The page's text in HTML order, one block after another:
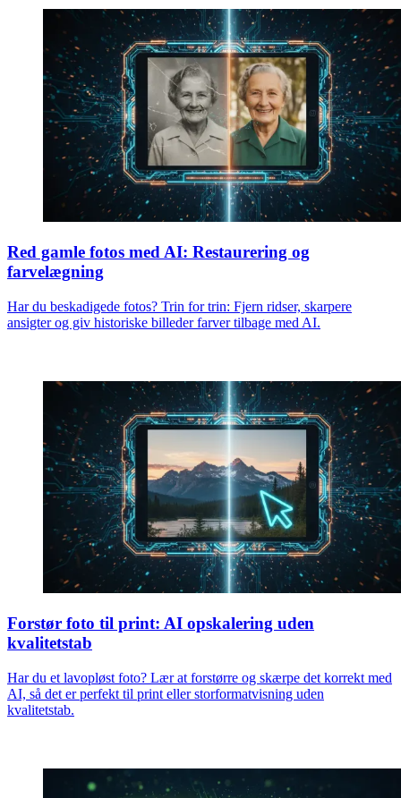
Red gamle fotos med AI: Restaurering og
farvelægning
Har du beskadigede fotos? Trin for trin: Fjern ridser, skarpere
ansigter og giv historiske billeder farver tilbage med AI.
Forstør foto til print: AI opskalering uden
kvalitetstab
Har du et lavopløst foto? Lær at forstørre og skærpe det korrekt med
AI, så det er perfekt til print eller storformatvisning uden
kvalitetstab.